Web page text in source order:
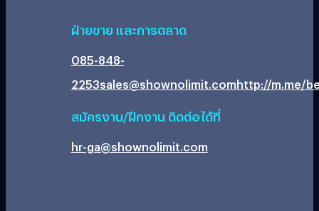
ฝ่ายขาย และการตลาด
085-848-
2253sales@shownolimit.comhttp://m.me/
สมัครงาน/ฝึกงาน ติดต่อได้ที่
hr-ga@shownolimit.com